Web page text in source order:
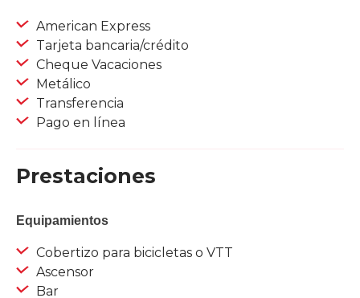
American Express
Tarjeta bancaria/crédito
Cheque Vacaciones
Metálico
Transferencia
Pago en línea
Prestaciones
Equipamientos
Cobertizo para bicicletas o VTT
Ascensor
Bar